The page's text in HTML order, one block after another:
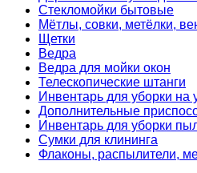
Стекломойки бытовые
Мётлы, совки, метёлки,
Щетки
Ведра
Ведра для мойки окон
Телескопические штанги
Инвентарь для уборки на
Дополнительные
Инвентарь для уборки
Сумки для клининга
Флаконы, распылители,